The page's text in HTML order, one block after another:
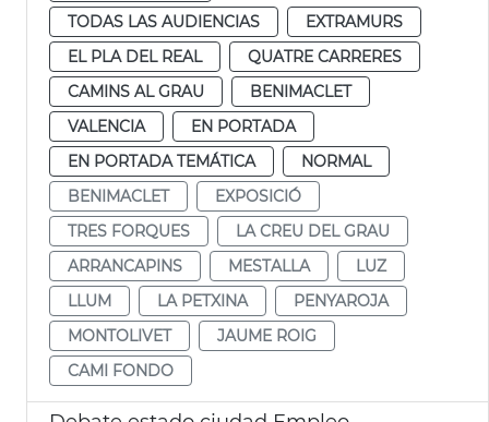
TODAS LAS AUDIENCIAS
EXTRAMURS
EL PLA DEL REAL
QUATRE CARRERES
CAMINS AL GRAU
BENIMACLET
VALENCIA
EN PORTADA
EN PORTADA TEMÁTICA
NORMAL
BENIMACLET
EXPOSICIÓ
TRES FORQUES
LA CREU DEL GRAU
ARRANCAPINS
MESTALLA
LUZ
LLUM
LA PETXINA
PENYAROJA
MONTOLIVET
JAUME ROIG
CAMI FONDO